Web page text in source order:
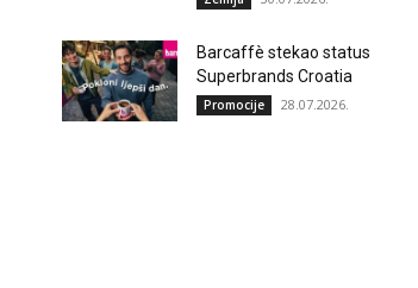
Barcaffè stekao status
Superbrands Croatia
Promocije 28.07.2026.